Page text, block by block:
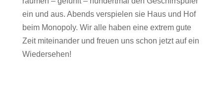
ein und aus. Abends verspielen sie Haus und Hof
beim Monopoly. Wir alle haben eine extrem gute
Zeit miteinander und freuen uns schon jetzt auf ein
Wiedersehen!